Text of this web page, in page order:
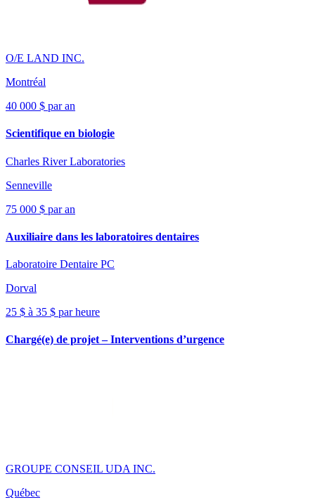
O/E LAND INC.
Montréal
40 000 $ par an
Scientifique en biologie
Charles River Laboratories
Senneville
75 000 $ par an
Auxiliaire dans les laboratoires dentaires
Laboratoire Dentaire PC
Dorval
25 $ à 35 $ par heure
Chargé(e) de projet – Interventions d’urgence
GROUPE CONSEIL UDA INC.
Québec